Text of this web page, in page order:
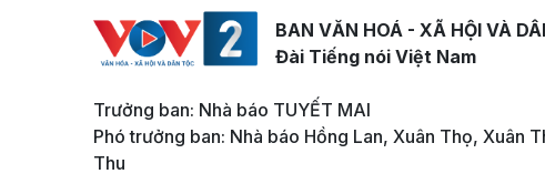
BAN VĂN HOÁ - XÃ HỘI VÀ
Đài Tiếng nói Việt Nam
Trưởng ban: Nhà báo TUYẾT MAI
Phó trưởng ban: Nhà báo Hồng Lan, Xuân Thọ, Xuân
Thu